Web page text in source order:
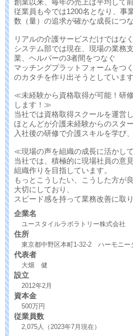
創業以来、毎年の売上は平均して
従業員も今では1200名となり、事
数（量）の追求が確かな成長につ
リアルの介護サービスだけではなく
システム部では現在、現場の業務
業、ヘルパーの3者間をつなぐ
マッチングプラットフォームをつ
のカタチを作り出そうとしています
≪未経験から資格取得が可能！研
します！≫
当社では資格取得スクールを運営
ほとんどが介護未経験からのスター
入社後の研修で介護スキルを学び
≪現場の声を組織の成長に活かし
当社では、積極的に現場社員の意
組織作りを目指しています。
もっとこうしたい、こうした方が
大切にしており、
スピード感を持って業務改善に取
企業名
ユースタイルラボラトリー株式会社
住所
東京都中野区本町1-32-2 ハーモニー
代表者
大畑 健
設立
2012年2月
資本金
500万円
従業員数
2,075人（2023年7月現在）